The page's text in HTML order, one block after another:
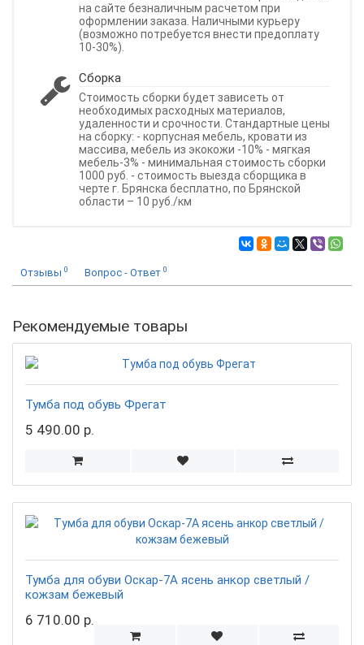
на сайте безналичным расчетом при
оформлении заказа. Наличными курьеру
(возможно потребуется внести предоплату
10-30%).
Сборка
Стоимость сборки будет зависеть от
необходимых расходных материалов,
удаленности и срочности. Стандартные цены
на сборку: - корпусная мебель, кровати из
массива, мебель из экокожи -10% - мягкая
мебель-3% - минимальная стоимость сборки
1000 руб. - стоимость выезда сборщика в
черте г. Брянска бесплатно, по Брянской
области – 10 руб./км
Отзывы 0 Вопрос - Ответ 0
Рекомендуемые товары
Тумба под обувь Фрегат
5 490.00 р.
Тумба для обуви Оскар-7А ясень анкор светлый /
кожзам бежевый
6 710.00 р.